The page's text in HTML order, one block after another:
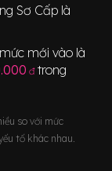
Sơ Cấp là
mới vào là
đ trong
so với mức
tố khác nhau.